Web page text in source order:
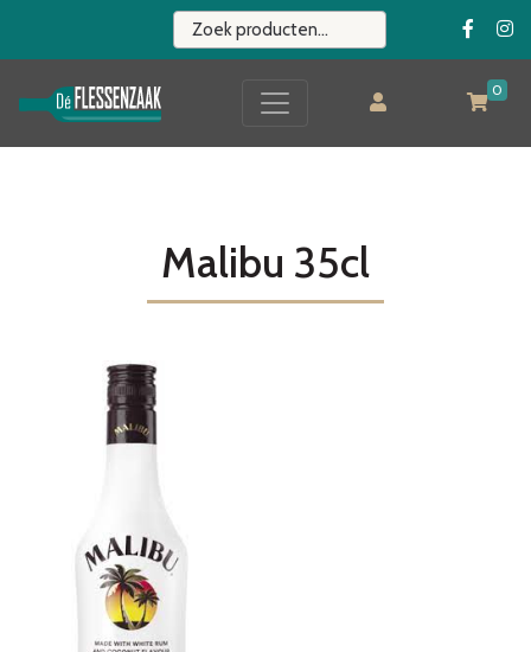
0
Malibu 35cl